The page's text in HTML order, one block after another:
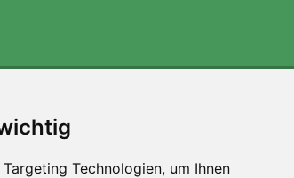
Technologien, um Ihnen
Trees.org
pflanzen wir einen Baum! Mehr